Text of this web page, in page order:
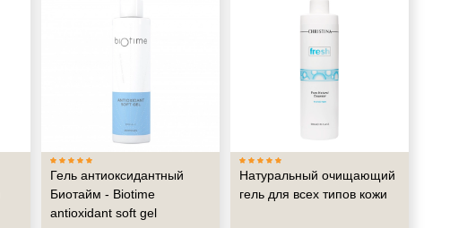
Гель антиоксидантный
Биотайм - Biotime
antioxidant soft gel
Натуральный очищающий
гель для всех типов кожи